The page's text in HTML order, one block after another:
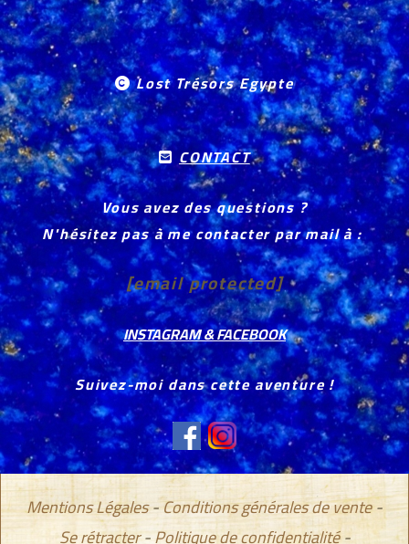
 Lost Trésors Egypte
 CONTACT
Vous avez des questions ?
N'hésitez pas à me contacter par mail à :
[email protected]
INSTAGRAM & FACEBOOK
Suivez-moi dans cette aventure !
Mentions Légales Conditions générales de vente
Se rétracter Politique de confidentialité